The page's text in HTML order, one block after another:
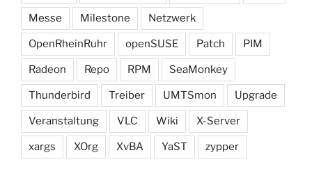
Messe Milestone Netzwerk
OpenRheinRuhr openSUSE Patch PIM
Radeon Repo RPM SeaMonkey
Thunderbird Treiber UMTSmon Upgrade
Veranstaltung VLC Wiki X-Server
xargs XOrg XvBA YaST zypper